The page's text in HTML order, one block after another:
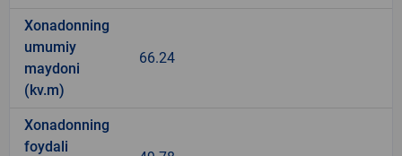
Xonadonning
umumiy
maydoni
(kv.m)
66.24
Xonadonning
foydali